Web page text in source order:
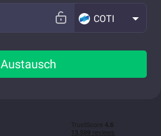
COTI
Austausch